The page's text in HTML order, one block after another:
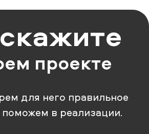
проекте
для него правильное
в реализации.